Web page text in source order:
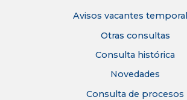
Avisos vacantes
Otras consultas
Consulta histórica
Novedades
Consulta de procesos